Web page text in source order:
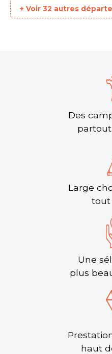
Vallon-Pont-d'Arc, Ardèche
Aucune information
+ Voir 32 autres
Des
Large
tout
Une
plus
haut